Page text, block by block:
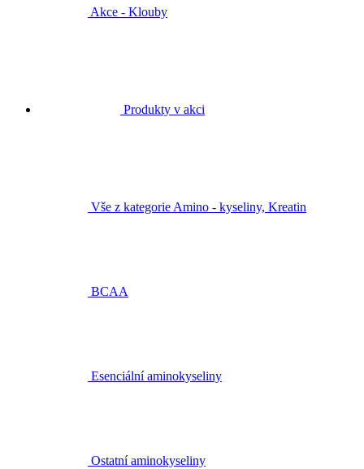
Akce - Klouby
Produkty v akci
Vše z kategorie Amino - kyseliny, Kreatin
BCAA
Esenciální aminokyseliny
Ostatní aminokyseliny